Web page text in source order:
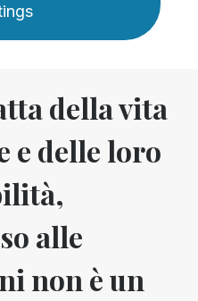
della vita
e delle loro
alle
non è un